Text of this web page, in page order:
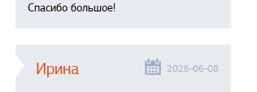
Спасибо большое!
Ирина 2026-06-08